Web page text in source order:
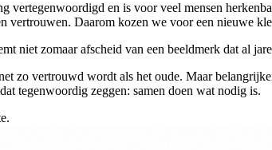
vertegenwoordigd en is voor veel mensen
vertrouwen. Daarom kozen we voor een nieuwe
niet zomaar afscheid van een beeldmerk dat al
zo vertrouwd wordt als het oude. Maar
tegenwoordig zeggen: samen doen wat nodig is.